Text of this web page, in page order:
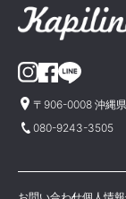
〒906-0008 沖縄
080-9243-3505